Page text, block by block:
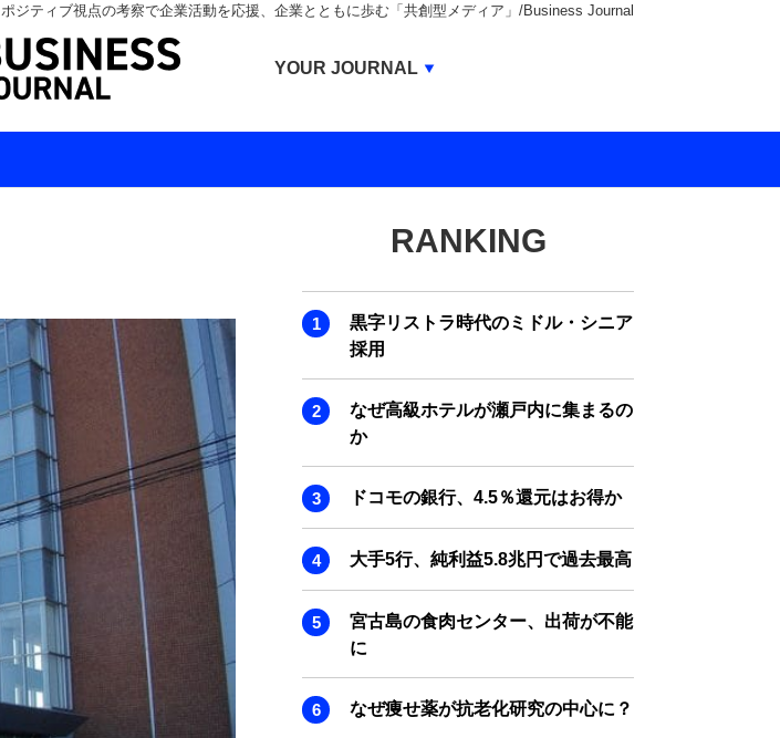
ポジティブ視点の考察で企業活動を応援、企業とともに歩む「共創型メディア」/Business Journal
RANKING
黒字リストラ時代のミドル・シニア
採用
なぜ高級ホテルが瀬戸内に集まるの
か
ドコモの銀行、4.5％還元はお得か
大手5行、純利益5.8兆円で過去最高
宮古島の食肉センター、出荷が不能
に
なぜ痩せ薬が抗老化研究の中心に？
YOUR JOURNAL
BUSINESS JOURNAL
IVS JOURNAL
ENERGY MANAGEMENT JOURNAL
INBOUND JOURNAL
LIFE ENDING JOURNAL
AI JOURNAL
SMART MARKETING JOURNAL